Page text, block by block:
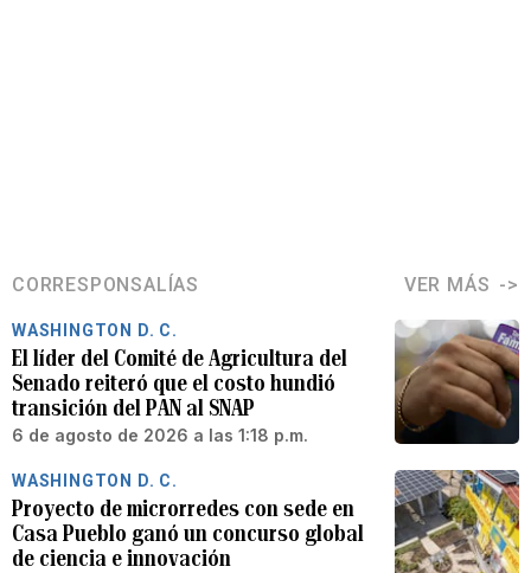
CORRESPONSALÍAS VER MÁS
WASHINGTON D. C.
El líder del Comité de Agricultura del
Senado reiteró que el costo hundió
transición del PAN al SNAP
6 de agosto de 2026 a las 1:18 p.m.
WASHINGTON D. C.
Proyecto de microrredes con sede en
Casa Pueblo ganó un concurso global
de ciencia e innovación